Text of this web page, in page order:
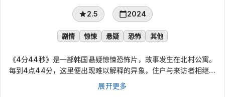
2.5 2024
剧情 惊悚 悬疑 恐怖 其他
《4分44秒》是一部韩国悬疑惊悚恐怖片，故事发生在北村公寓。
每到4点44分，这里便出现难以解释的异象，住户与来访者相继失
踪，平静楼宇逐渐被不安笼罩。影片以8个短篇单元串联不同视
角，在紧凑篇幅中呈现公寓里的恐惧、疑云与诡秘事件，营造轻量
展开更多